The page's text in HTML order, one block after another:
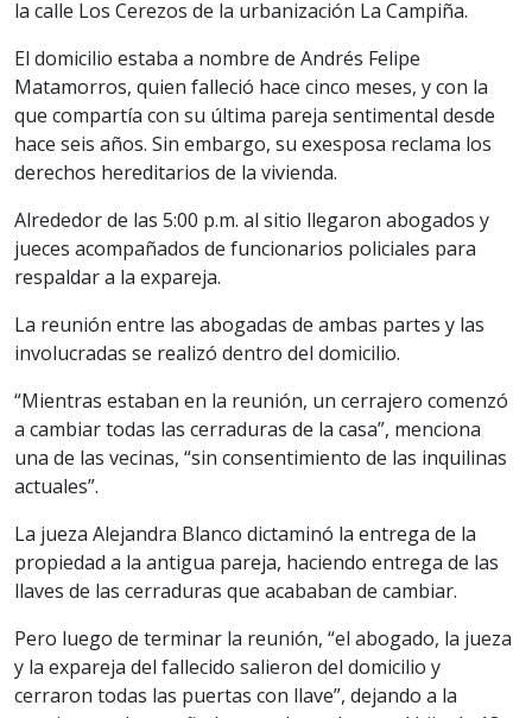
la calle Los Cerezos de la urbanización La Campiña.
El domicilio estaba a nombre de Andrés Felipe
Matamorros, quien falleció hace cinco meses, y con la
que compartía con su última pareja sentimental desde
hace seis años. Sin embargo, su exesposa reclama los
derechos hereditarios de la vivienda.
Alrededor de las 5:00 p.m. al sitio llegaron abogados y
jueces acompañados de funcionarios policiales para
respaldar a la expareja.
La reunión entre las abogadas de ambas partes y las
involucradas se realizó dentro del domicilio.
“Mientras estaban en la reunión, un cerrajero comenzó
a cambiar todas las cerraduras de la casa”, menciona
una de las vecinas, “sin consentimiento de las inquilinas
actuales”.
La jueza Alejandra Blanco dictaminó la entrega de la
propiedad a la antigua pareja, haciendo entrega de las
llaves de las cerraduras que acababan de cambiar.
Pero luego de terminar la reunión, “el abogado, la jueza
y la expareja del fallecido salieron del domicilio y
cerraron todas las puertas con llave”, dejando a la